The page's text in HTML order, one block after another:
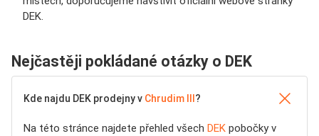
DEK.
Nejčastěji pokládané otázky o DEK
Kde najdu DEK prodejny v Chrudim III ?
Na této stránce najdete přehled všech DEK pobočky v